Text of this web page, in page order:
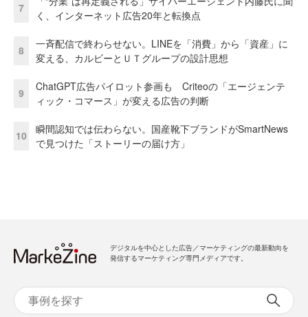
7
く、インターネット広告20年と転換点
8
一斉配信で終わらせない。LINEを「消費」から「資産」に
変える、カルビーとＵＴグループの設計思想
9
ChatGPT広告パイロット参画も Criteoの「エージェンテ
ィック・コマース」が変える広告の判断
10
瞬間認知では伝わらない。国産靴下ブランドがSmartNews
で見つけた「ストーリーの届け方」
デジタルを中心とした広告／マーケティングの最新動向を
発信するマーケティング専門メディアです。